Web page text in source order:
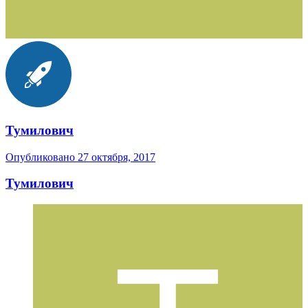
Тумилович
Опубликовано 27 октября, 2017
Тумилович